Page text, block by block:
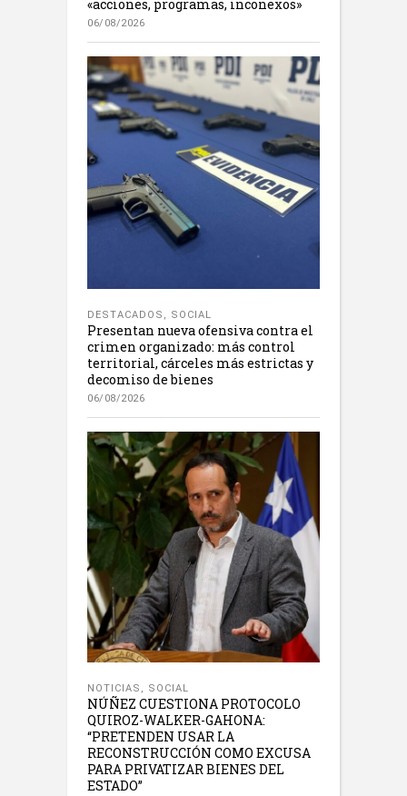
«acciones, programas, inconexos»
06/08/2026
DESTACADOS , SOCIAL
Presentan nueva ofensiva contra el
crimen organizado: más control
territorial, cárceles más estrictas y
decomiso de bienes
06/08/2026
NOTICIAS , SOCIAL
NÚÑEZ CUESTIONA PROTOCOLO
QUIROZ-WALKER-GAHONA:
“PRETENDEN USAR LA
RECONSTRUCCIÓN COMO EXCUSA
PARA PRIVATIZAR BIENES DEL
ESTADO”